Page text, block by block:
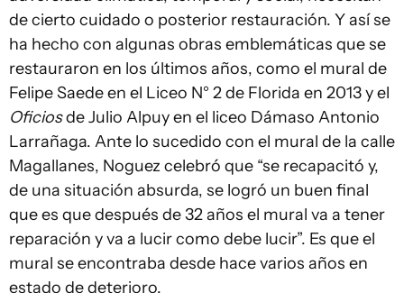
de cierto cuidado o posterior restauración. Y así se
ha hecho con algunas obras emblemáticas que se
restauraron en los últimos años, como el mural de
Felipe Saede en el Liceo N° 2 de Florida en 2013 y el
Oficiosde Julio Alpuy en el liceo Dámaso Antonio
Larrañaga. Ante lo sucedido con el mural de la calle
Magallanes, Noguez celebró que “se recapacitó y,
de una situación absurda, se logró un buen final
que es que después de 32 años el mural va a tener
reparación y va a lucir como debe lucir”. Es que el
mural se encontraba desde hace varios años en
estado de deterioro.